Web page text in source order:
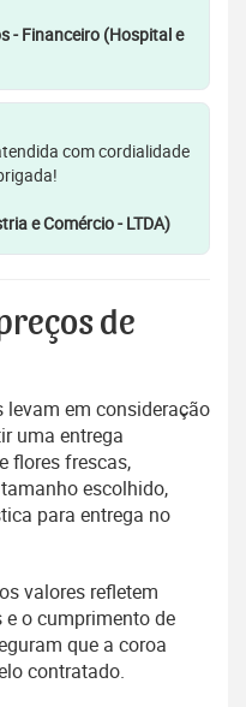
- Financeiro (Hospital e
com cordialidade
e Comércio - LTDA)
de
levam em consideração
uma entrega
flores frescas,
escolhido,
para entrega no
valores refletem
o cumprimento de
que a coroa
contratado.